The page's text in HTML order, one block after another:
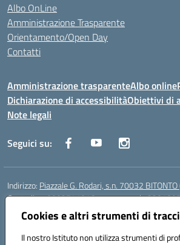
Cookies e altri strumenti di
Il nostro Istituto non utilizza strumenti di
Albo OnLine
Amministrazione Trasparente
Orientamento/Open Day
Contatti
Amministrazione trasparenteAlbo online
Dichiarazione di accessibilitàObiettivi di
Note legali
Seguici su:
Indirizzo: Piazzale G. Rodari, s.n. 70032 BITONTO
Centralino:0803741816 - corso serale
Email: BATD220004@istruzione.it
Posta elettronica certificata (PEC):